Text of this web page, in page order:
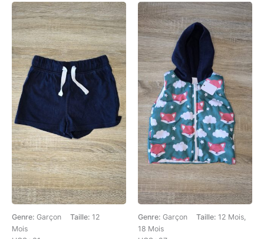
Genre: Garçon Taille: 12
Mois
Genre: Garçon Taille: 12 Mois,
18 Mois